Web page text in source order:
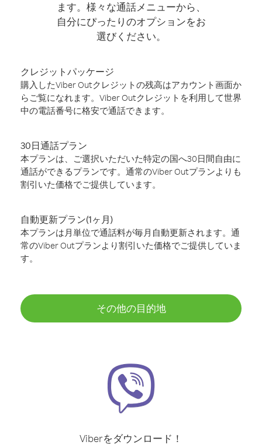
ます。様々な通話メニューから、
自分にぴったりのオプションをお
選びください。
クレジットパッケージ
購入したViber Outクレジットの残高はアカウント画面か
らご覧になれます。Viber Outクレジットを利用して世界
中の電話番号に格安で通話できます。
30日通話プラン
本プランは、ご選択いただいた特定の国へ30日間自由に
通話ができるプランです。通常のViber Outプランよりも
割引いた価格でご提供しています。
自動更新プラン(1ヶ月)
本プランは月単位で通話料が毎月自動更新されます。通
常のViber Outプランより割引いた価格でご提供していま
す。
その他の目的地
Viberをダウンロード！